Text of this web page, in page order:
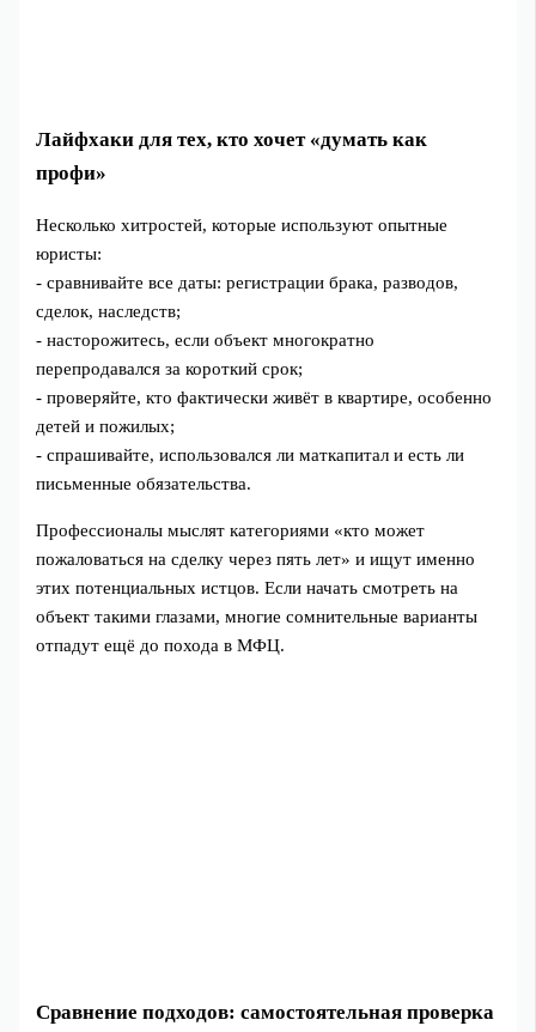
Лайфхаки для тех, кто хочет «думать как
профи»
Несколько хитростей, которые используют опытные
юристы:
- сравнивайте все даты: регистрации брака, разводов,
сделок, наследств;
- насторожитесь, если объект многократно
перепродавался за короткий срок;
- проверяйте, кто фактически живёт в квартире, особенно
детей и пожилых;
- спрашивайте, использовался ли маткапитал и есть ли
письменные обязательства.
Профессионалы мыслят категориями «кто может
пожаловаться на сделку через пять лет» и ищут именно
этих потенциальных истцов. Если начать смотреть на
объект такими глазами, многие сомнительные варианты
отпадут ещё до похода в МФЦ.
Сравнение подходов: самостоятельная проверка